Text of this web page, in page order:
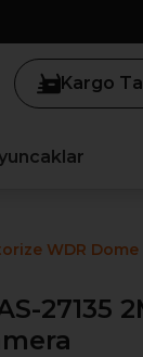
Kargo
WDR
27135